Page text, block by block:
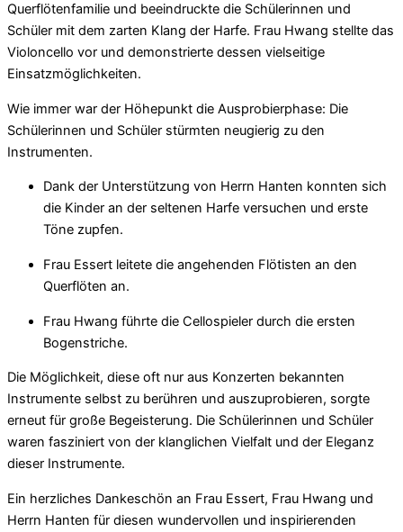
Querflötenfamilie und beeindruckte die Schülerinnen und
Schüler mit dem zarten Klang der Harfe. Frau Hwang stellte das
Violoncello vor und demonstrierte dessen vielseitige
Einsatzmöglichkeiten.
Wie immer war der Höhepunkt die Ausprobierphase: Die
Schülerinnen und Schüler stürmten neugierig zu den
Instrumenten.
Dank der Unterstützung von Herrn Hanten konnten sich
die Kinder an der seltenen Harfe versuchen und erste
Töne zupfen.
Frau Essert leitete die angehenden Flötisten an den
Querflöten an.
Frau Hwang führte die Cellospieler durch die ersten
Bogenstriche.
Die Möglichkeit, diese oft nur aus Konzerten bekannten
Instrumente selbst zu berühren und auszuprobieren, sorgte
erneut für große Begeisterung. Die Schülerinnen und Schüler
waren fasziniert von der klanglichen Vielfalt und der Eleganz
dieser Instrumente.
Ein herzliches Dankeschön an Frau Essert, Frau Hwang und
Herrn Hanten für diesen wundervollen und inspirierenden